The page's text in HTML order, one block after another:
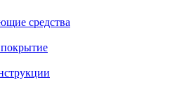
средства